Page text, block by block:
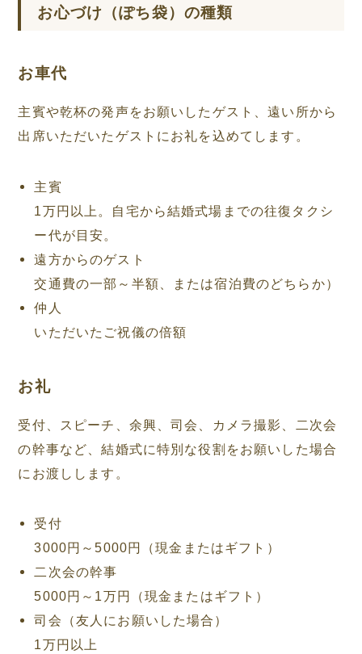
お心づけ（ぽち袋）の種類
お車代
主賓や乾杯の発声をお願いしたゲスト、遠い所から
出席いただいたゲストにお礼を込めてします。
主賓
1万円以上。自宅から結婚式場までの往復タクシ
ー代が目安。
遠方からのゲスト
交通費の一部～半額、または宿泊費のどちらか）
仲人
いただいたご祝儀の倍額
お礼
受付、スピーチ、余興、司会、カメラ撮影、二次会
の幹事など、結婚式に特別な役割をお願いした場合
にお渡しします。
受付
3000円～5000円（現金またはギフト）
二次会の幹事
5000円～1万円（現金またはギフト）
司会（友人にお願いした場合）
1万円以上